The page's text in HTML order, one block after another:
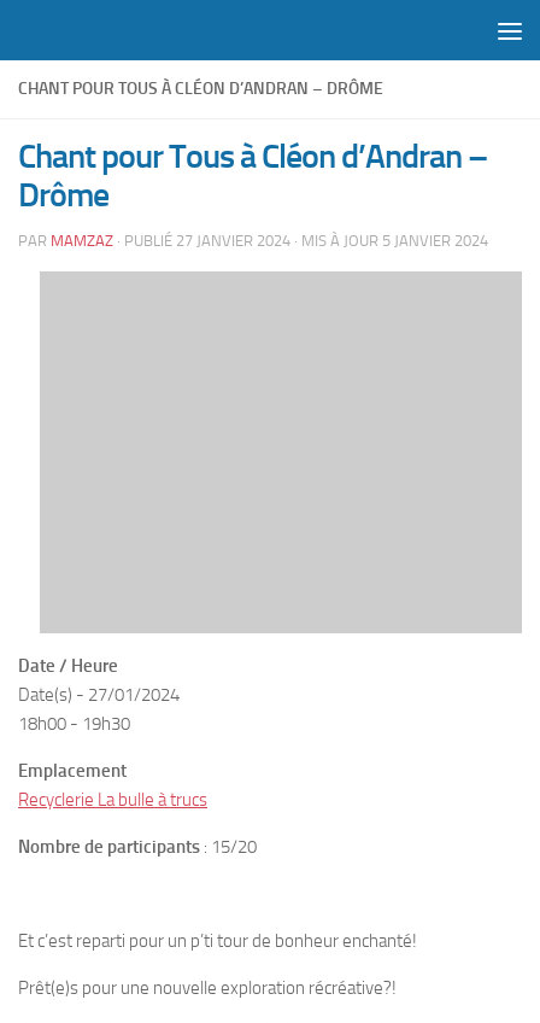
CHANT POUR TOUS À CLÉON D’ANDRAN – DRÔME
Chant pour Tous à Cléon d’Andran –
Drôme
PAR MAMZAZ · PUBLIÉ 27 JANVIER 2024 · MIS À JOUR 5 JANVIER 2024
Date / Heure
Date(s) - 27/01/2024
18h00 - 19h30
Emplacement
Recyclerie La bulle à trucs
Nombre de participants : 15/20
Et c’est reparti pour un p’ti tour de bonheur enchanté!
Prêt(e)s pour une nouvelle exploration récréative?!